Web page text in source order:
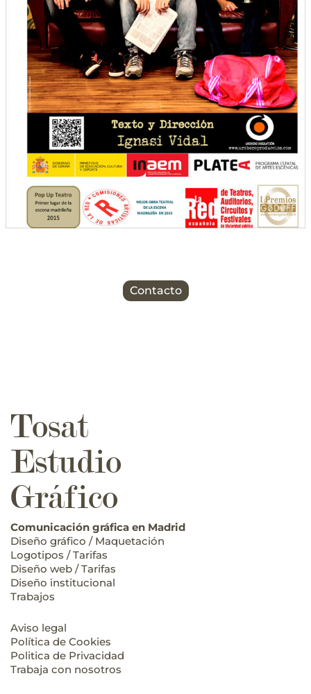
Contacto
Tosat
Estudio
Gráfico
Comunicación gráfica en Madrid
Diseño gráfico / Maquetación
Logotipos / Tarifas
Diseño web / Tarifas
Diseño institucional
Trabajos
Aviso legal
Política de Cookies
Politica de Privacidad
Trabaja con nosotros